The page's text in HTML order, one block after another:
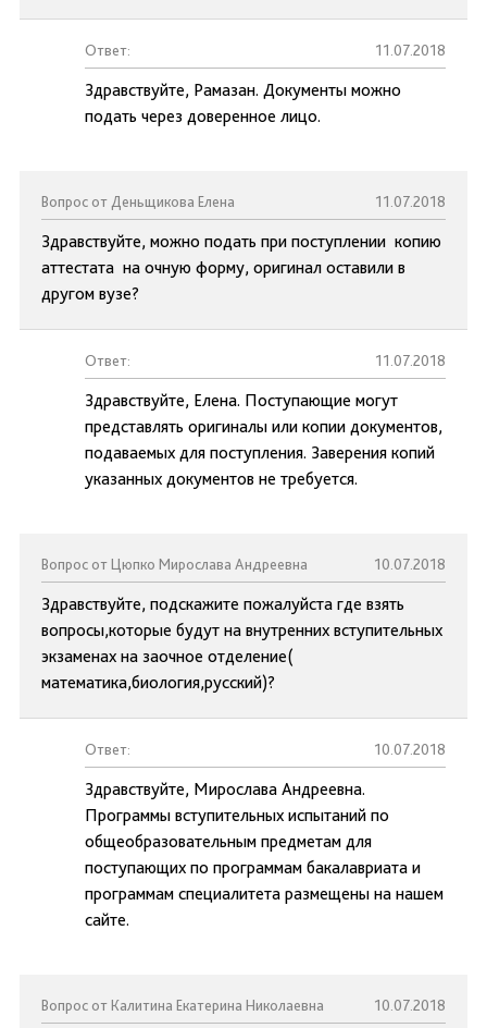
Ответ: 11.07.2018
Здравствуйте, Рамазан. Документы можно
подать через доверенное лицо.
Вопрос от Деньщикова Елена 11.07.2018
Здравствуйте, можно подать при поступлении копию
аттестата на очную форму, оригинал оставили в
другом вузе?
Ответ: 11.07.2018
Здравствуйте, Елена. Поступающие могут
представлять оригиналы или копии документов,
подаваемых для поступления. Заверения копий
указанных документов не требуется.
Вопрос от Цюпко Мирослава Андреевна 10.07.2018
Здравствуйте, подскажите пожалуйста где взять
вопросы,которые будут на внутренних вступительных
экзаменах на заочное отделение(
математика,биология,русский)?
Ответ: 10.07.2018
Здравствуйте, Мирослава Андреевна.
Программы вступительных испытаний по
общеобразовательным предметам для
поступающих по программам бакалавриата и
программам специалитета размещены на нашем
сайте.
Вопрос от Калитина Екатерина Николаевна 10.07.2018